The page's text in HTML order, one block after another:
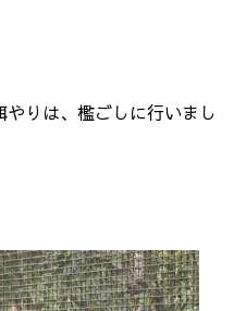
りは、檻ごしに行いまし